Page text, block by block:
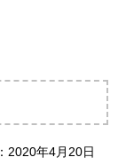
2020年4月20日